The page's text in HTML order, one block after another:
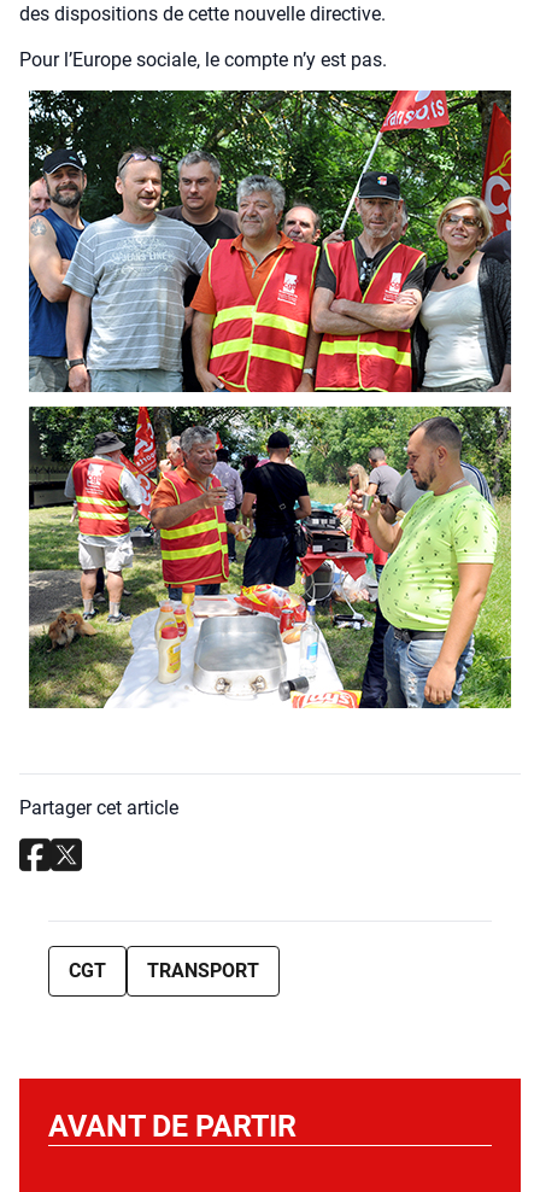
des dis­po­si­tions de cette nou­velle direc­tive.
Pour l’Eu­rope sociale, le compte n’y est pas.
Partager cet article
CGT TRANSPORT
AVANT DE PARTIR